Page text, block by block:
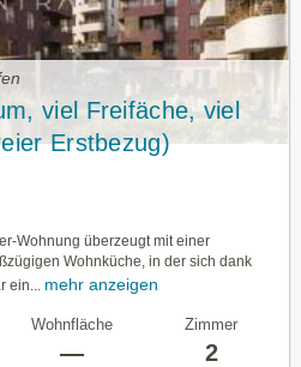
viel Freifäche, viel
Erstbezug)
Wohnung überzeugt mit einer
Wohnküche, in der sich dank
ein... mehr anzeigen
Wohnfläche
—
Zimmer
2